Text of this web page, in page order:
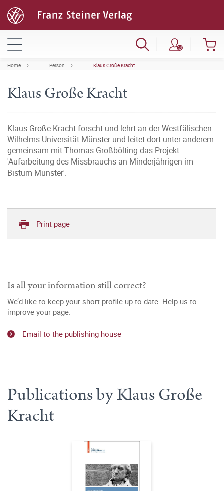
Home Person Klaus Große Kracht
Klaus Große Kracht
Klaus Große Kracht forscht und lehrt an der Westfälischen
Wilhelms-Universität Münster und leitet dort unter anderem
gemeinsam mit Thomas Großbölting das Projekt
'Aufarbeitung des Missbrauchs an Minderjährigen im
Bistum Münster'.
Print page
Is all your information still correct?
We’d like to keep your short profile up to date. Help us to
improve your page.
Email to the publishing house
Publications by Klaus Große
Kracht